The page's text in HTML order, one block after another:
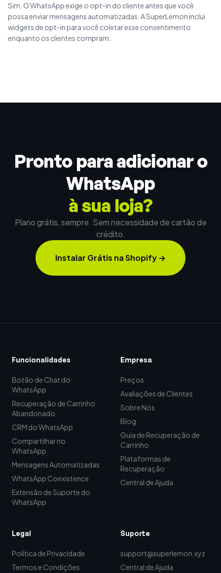
Sim. O WhatsApp exige o opt-in do cliente antes que você
possa enviar mensagens automatizadas. A SuperLemon inclui
widgets de opt-in para você coletar esse consentimento
enquanto os clientes compram.
Pronto para adicionar o
WhatsApp
à sua loja?
Plano grátis, sempre. Sem necessidade de cartão de
crédito.
Instalar Grátis na Shopify →
Funcionalidades
Botão de Chat do
WhatsApp
Recuperação de Carrinho
Abandonado
CRM do WhatsApp
Compartilhar no
WhatsApp
Mensagens Automatizadas
WhatsApp Coexistence
Extensão de Suporte do
WhatsApp
Empresa
Preços
Avaliações de Clientes
Sobre Nós
Blog
Guia de Recuperação de
Carrinho
Plataformas de
Recuperação
Central de Ajuda
Legal
Política de Privacidade
Termos e Condições
Suporte
support@superlemon.xyz
Central de Ajuda